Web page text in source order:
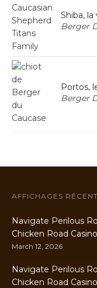
Shiba,
Berger
Portos,
Berger
AFFICHAGES
Navigate Perilous
Chicken Road
March 12, 2026
Navigate Perilous
Chicken Road